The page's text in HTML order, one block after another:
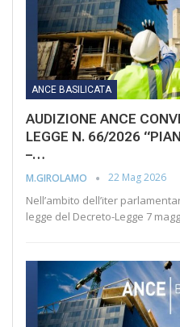
ANCE BASILICATA
AUDIZIONE ANCE
LEGGE N. 66/2026
–…
M.GIROLAMO 22 Mag 2026
Nell’ambito dell’iter
legge del Decreto-Legge 7